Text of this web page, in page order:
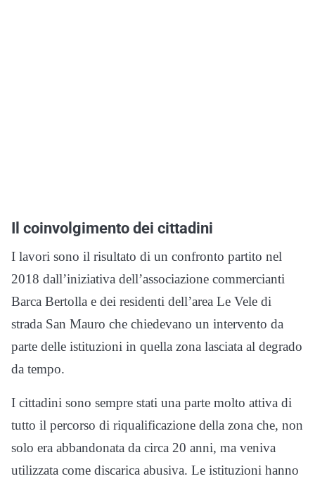
Il coinvolgimento dei cittadini
I lavori sono il risultato di un confronto partito nel
2018 dall’iniziativa dell’associazione commercianti
Barca Bertolla e dei residenti dell’area Le Vele di
strada San Mauro che chiedevano un intervento da
parte delle istituzioni in quella zona lasciata al degrado
da tempo.
I cittadini sono sempre stati una parte molto attiva di
tutto il percorso di riqualificazione della zona che, non
solo era abbandonata da circa 20 anni, ma veniva
utilizzata come discarica abusiva. Le istituzioni hanno